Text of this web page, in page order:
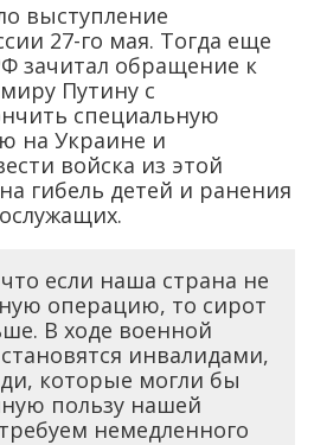
выступление
27-го мая. Тогда еще
зачитал обращение к
Путину с
специальную
на Украине и
войска из этой
гибель детей и ранения
если наша страна не
операцию, то сирот
В ходе военной
инвалидами,
которые могли бы
пользу нашей
немедленного